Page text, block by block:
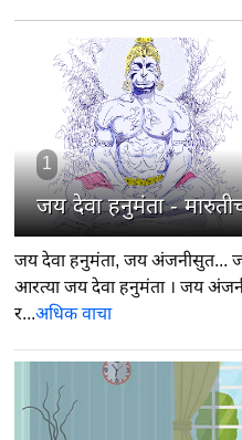
1
जय देवा हनुमंता -
जय देवा हनुमंता, जय अंजनीसुत...
आरत्या जय देवा हनुमंता । जय
र...अधिक वाचा